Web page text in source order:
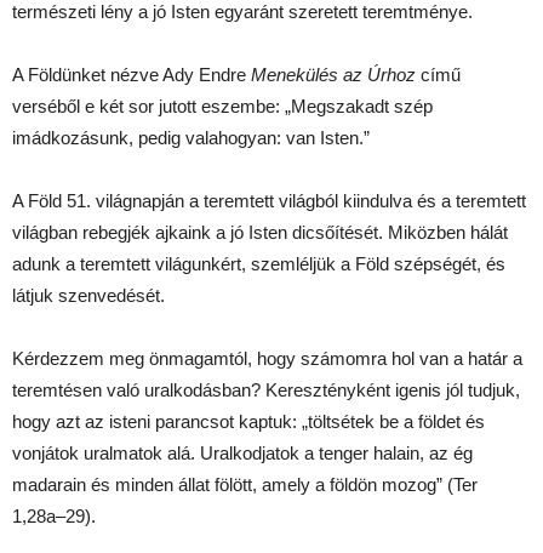
természeti lény a jó Isten egyaránt szeretett teremtménye.
A Földünket nézve Ady Endre Menekülés az Úrhoz című
verséből e két sor jutott eszembe: „Megszakadt szép
imádkozásunk, pedig valahogyan: van Isten.”
A Föld 51. világnapján a teremtett világból kiindulva és a teremtett
világban rebegjék ajkaink a jó Isten dicsőítését. Miközben hálát
adunk a teremtett világunkért, szemléljük a Föld szépségét, és
látjuk szenvedését.
Kérdezzem meg önmagamtól, hogy számomra hol van a határ a
teremtésen való uralkodásban? Keresztényként igenis jól tudjuk,
hogy azt az isteni parancsot kaptuk: „töltsétek be a földet és
vonjátok uralmatok alá. Uralkodjatok a tenger halain, az ég
madarain és minden állat fölött, amely a földön mozog” (Ter
1,28a–29).